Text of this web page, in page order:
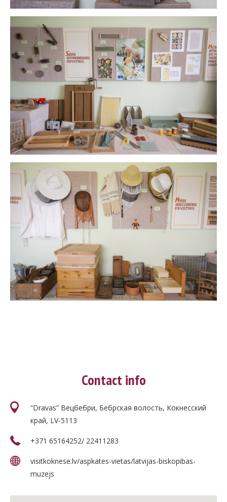
Contact info
“Dravas” Вецбебри, Бебрская волость, Кокнесский
край, LV-5113
+371 65164252/ 22411283
visitkoknese.lv/aspkates-vietas/latvijas-biskopibas-
muzejs